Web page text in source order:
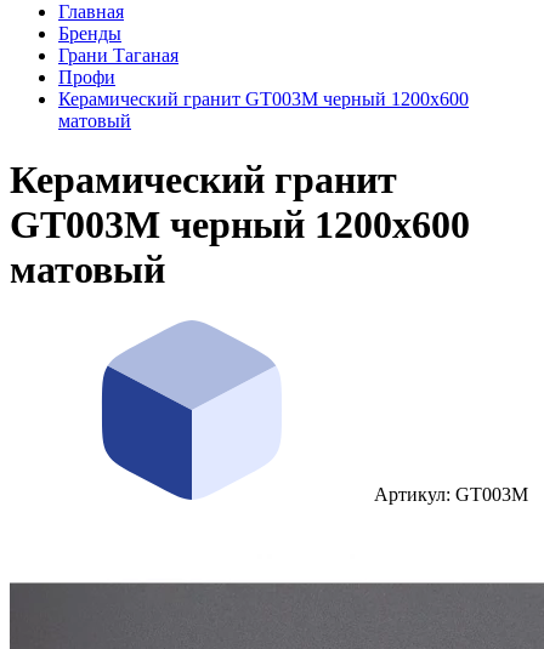
Главная
Бренды
Грани Таганая
Профи
Керамический гранит GT003M черный 1200x600
матовый
Керамический гранит
GT003M черный 1200x600
матовый
Артикул: GT003М